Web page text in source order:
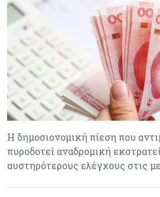
Η δημοσιονομική πίεση που
πυροδοτεί αναδρομική
αυστηρότερους ελέγχους στις